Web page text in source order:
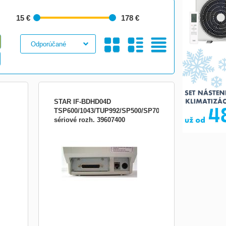
15 € 178 €
STAR IF-BDHD04D
TSP600/1043/TUP992/SP500/SP700/HSP7000-
sériové rozh. 39607400